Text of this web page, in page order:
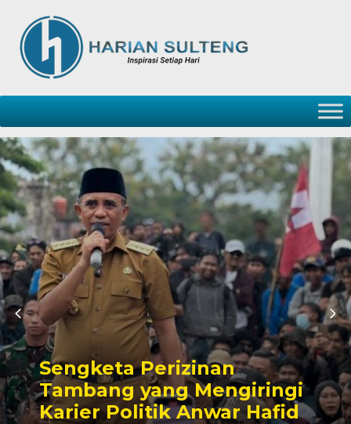
Sengketa Perizinan
Tambang yang Mengiringi
Karier Politik Anwar Hafid